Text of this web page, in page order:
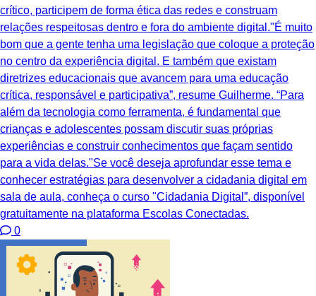
crítico, participem de forma ética das redes e construam
relações respeitosas dentro e fora do ambiente digital."É muito
bom que a gente tenha uma legislação que coloque a proteção
no centro da experiência digital. E também que existam
diretrizes educacionais que avancem para uma educação
crítica, responsável e participativa”, resume Guilherme. “Para
além da tecnologia como ferramenta, é fundamental que
crianças e adolescentes possam discutir suas próprias
experiências e construir conhecimentos que façam sentido
para a vida delas."Se você deseja aprofundar esse tema e
conhecer estratégias para desenvolver a cidadania digital em
sala de aula, conheça o curso "Cidadania Digital”, disponível
gratuitamente na plataforma Escolas Conectadas.
0